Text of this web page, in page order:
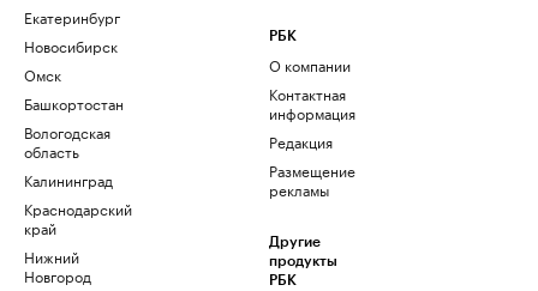
Екатеринбург
Новосибирск
Омск
Башкортостан
Вологодская
область
Калининград
Краснодарский
край
Нижний
Новгород
РБК
О компании
Контактная
информация
Редакция
Размещение
рекламы
Другие
продукты
РБК